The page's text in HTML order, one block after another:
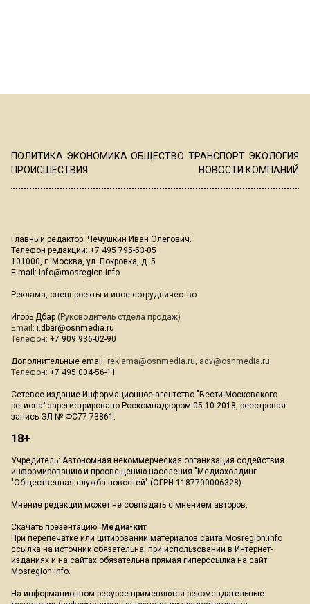
ПОЛИТИКА ЭКОНОМИКА ОБЩЕСТВО ТРАНСПОРТ ЭКОЛОГИЯ
ПРОИСШЕСТВИЯ
НОВОСТИ КОМПАНИЙ
Главный редактор: Чечушкин Иван Олегович.
Телефон редакции: +7 495 795-53-05
101000, г. Москва, ул. Покровка, д. 5
E-mail: info@mosregion.info
Реклама, спецпроекты и иное сотрудничество:
Игорь Дбар (Руководитель отдела продаж)
Email: i.dbar@osnmedia.ru
Телефон: +7 909 936-02-90
Дополнительные email: reklama@osnmedia.ru, adv@osnmedia.ru
Телефон: +7 495 004-56-11
Сетевое издание Информационное агентство "Вести Московского
региона" зарегистрировано Роскомнадзором 05.10.2018, реестровая
запись ЭЛ № ФС77-73861.
18+
Учредитель: Автономная некоммерческая организация содействия
информированию и просвещению населения "Медиахолдинг
"Общественная служба новостей" (ОГРН 1187700006328).
Мнение редакции может не совпадать с мнением авторов.
Скачать презентацию: Медиа-кит
При перепечатке или цитировании материалов сайта Mosregion.info
ссылка на источник обязательна, при использовании в Интернет-
изданиях и на сайтах обязательна прямая гиперссылка на сайт
Mosregion.info.
На информационном ресурсе применяются рекомендательные